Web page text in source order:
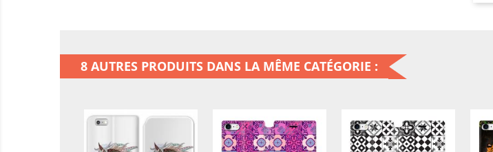
8 AUTRES PRODUITS DANS LA MÊME CATÉGORIE :